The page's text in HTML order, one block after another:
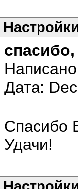
Дата:
Спасибо
Удачи!